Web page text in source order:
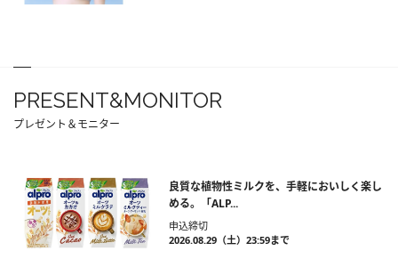
PRESENT&MONITOR
プレゼント＆モニター
良質な植物性ミルクを、手軽においしく楽し
める。「ALP...
申込締切
2026.08.29（土）23:59まで